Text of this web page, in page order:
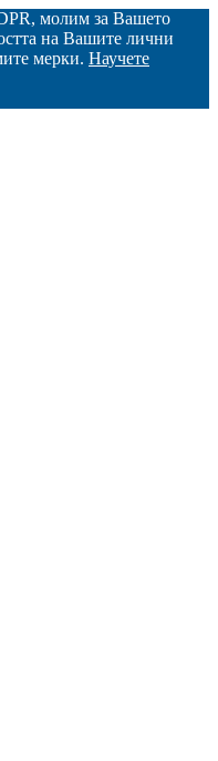
молим за Вашето
на Вашите лични
мерки. Научете